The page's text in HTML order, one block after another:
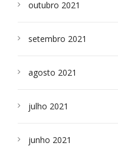
outubro 2021
setembro 2021
agosto 2021
julho 2021
junho 2021